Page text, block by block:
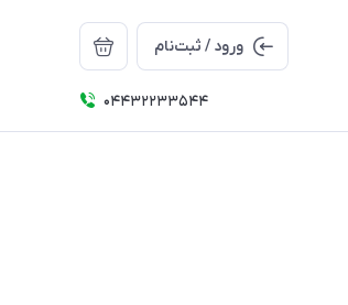
ورود / ثبت‌نام
04432233544